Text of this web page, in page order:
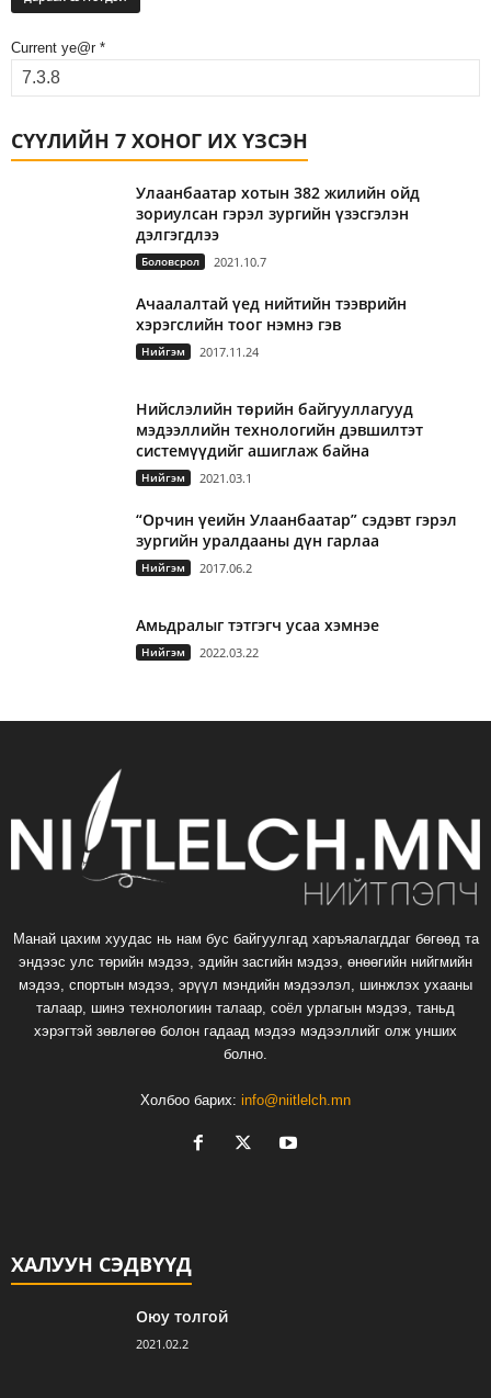
Current ye@r *
СҮҮЛИЙН 7 ХОНОГ ИХ ҮЗСЭН
Улаанбаатар хотын 382 жилийн ойд
зориулсан гэрэл зургийн үзэсгэлэн
дэлгэгдлээ
Боловсрол 2021.10.7
Ачаалалтай үед нийтийн тээврийн
хэрэгслийн тоог нэмнэ гэв
Нийгэм 2017.11.24
Нийслэлийн төрийн байгууллагууд
мэдээллийн технологийн дэвшилтэт
системүүдийг ашиглаж байна
Нийгэм 2021.03.1
“Орчин үеийн Улаанбаатар” сэдэвт гэрэл
зургийн уралдааны дүн гарлаа
Нийгэм 2017.06.2
Амьдралыг тэтгэгч усаа хэмнэе
Нийгэм 2022.03.22
Манай цахим хуудас нь нам бус байгуулгад харъяалагддаг бөгөөд та
эндээс улс төрийн мэдээ, эдийн засгийн мэдээ, өнөөгийн нийгмийн
мэдээ, спортын мэдээ, эрүүл мэндийн мэдээлэл, шинжлэх ухааны
талаар, шинэ технологиин талаар, соёл урлагын мэдээ, таньд
хэрэгтэй зөвлөгөө болон гадаад мэдээ мэдээллийг олж унших
болно.
Холбоо барих: info@niitlelch.mn
ХАЛУУН СЭДВҮҮД
Оюу толгой
2021.02.2